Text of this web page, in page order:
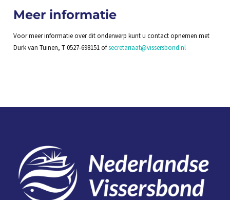
Meer informatie
Voor meer informatie over dit onderwerp kunt u contact opnemen met
Durk van Tuinen, T 0527-698151 ofsecretariaat@vissersbond.nl